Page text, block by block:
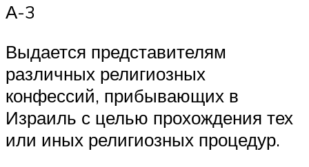
А-3
Выдается представителям
различных религиозных
конфессий, прибывающих в
Израиль с целью прохождения тех
или иных религиозных процедур.